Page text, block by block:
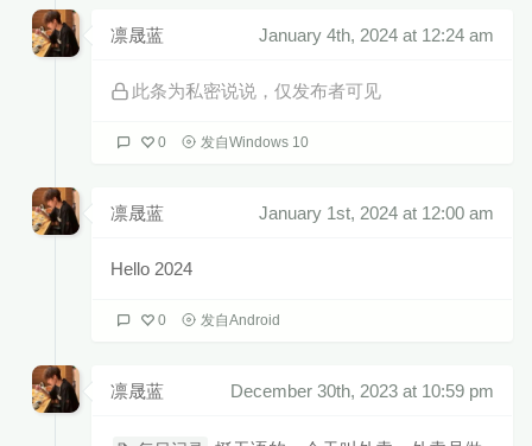
凛晟蓝 January 4th, 2024 at 12:24 am
此条为私密说说，仅发布者可见
0 发自Windows 10
凛晟蓝 January 1st, 2024 at 12:00 am
Hello 2024
0 发自Android
凛晟蓝 December 30th, 2023 at 10:59 pm